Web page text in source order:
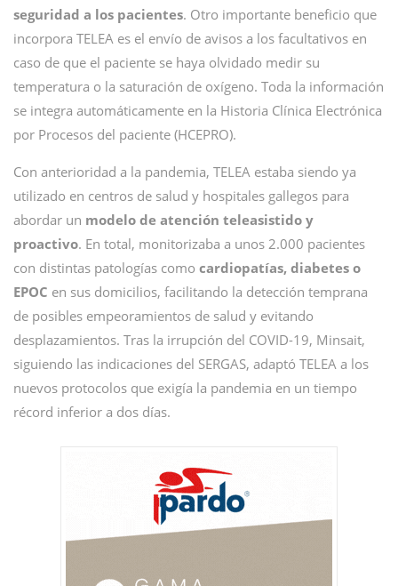
seguridad a los pacientes. Otro importante beneficio que
incorpora TELEA es el envío de avisos a los facultativos en
caso de que el paciente se haya olvidado medir su
temperatura o la saturación de oxígeno. Toda la información
se integra automáticamente en la Historia Clínica Electrónica
por Procesos del paciente (HCEPRO).
Con anterioridad a la pandemia, TELEA estaba siendo ya
utilizado en centros de salud y hospitales gallegos para
abordar un modelo de atención teleasistido y
proactivo. En total, monitorizaba a unos 2.000 pacientes
con distintas patologías como cardiopatías, diabetes o
EPOC en sus domicilios, facilitando la detección temprana
de posibles empeoramientos de salud y evitando
desplazamientos. Tras la irrupción del COVID-19, Minsait,
siguiendo las indicaciones del SERGAS, adaptó TELEA a los
nuevos protocolos que exigía la pandemia en un tiempo
récord inferior a dos días.